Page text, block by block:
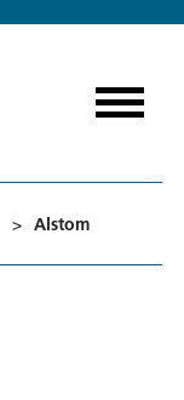
> Alstom